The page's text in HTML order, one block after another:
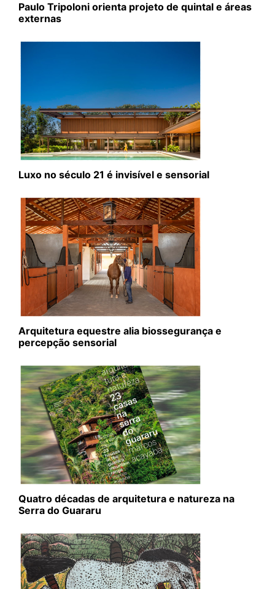
Paulo Tripoloni orienta projeto de quintal e áreas
externas
Luxo no século 21 é invisível e sensorial
Arquitetura equestre alia biossegurança e
percepção sensorial
Quatro décadas de arquitetura e natureza na
Serra do Guararu